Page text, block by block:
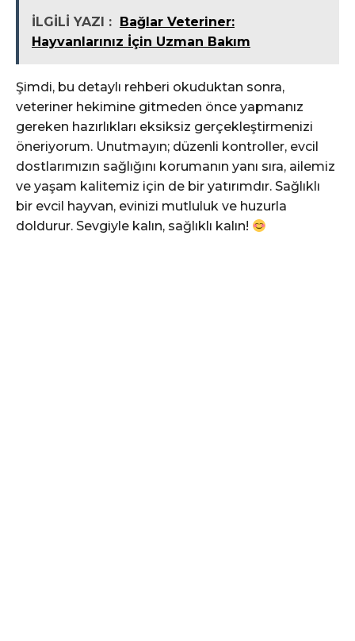
İLGİLİ YAZI :
Bağlar Veteriner:
Hayvanlarınız İçin Uzman Bakım
Şimdi, bu detaylı rehberi okuduktan sonra,
veteriner hekimine gitmeden önce yapmanız
gereken hazırlıkları eksiksiz gerçekleştirmenizi
öneriyorum. Unutmayın; düzenli kontroller, evcil
dostlarımızın sağlığını korumanın yanı sıra, ailemiz
ve yaşam kalitemiz için de bir yatırımdır. Sağlıklı
bir evcil hayvan, evinizi mutluluk ve huzurla
doldurur. Sevgiyle kalın, sağlıklı kalın!